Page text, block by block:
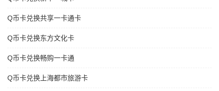
Q币卡兑换共享一卡通卡
Q币卡兑换东方文化卡
Q币卡兑换畅购一卡通
Q币卡兑换上海都市旅游卡